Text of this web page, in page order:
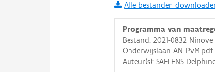
i
+ −
Alle bestanden
Programma van
Bestand: 2021-0832 Ninove
Onderwijslaan_AN_PvM.pdf
Auteur(s): SAELENS Delphine